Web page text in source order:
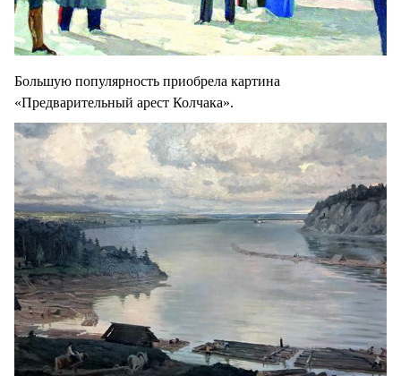
Большую популярность приобрела картина
«Предварительный арест Колчака».